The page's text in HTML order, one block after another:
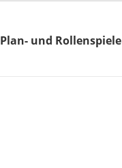
Plan- und Rollenspiele